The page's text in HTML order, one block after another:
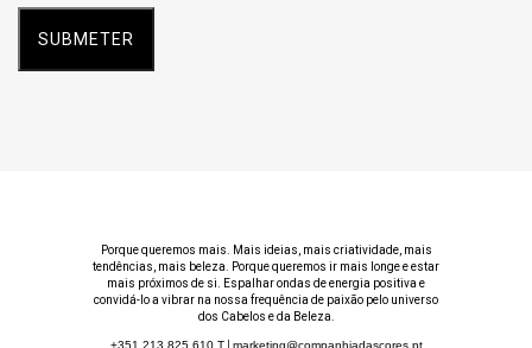
Porque queremos mais. Mais ideias, mais criatividade, mais
tendências, mais beleza. Porque queremos ir mais longe e estar
mais próximos de si. Espalhar ondas de energia positiva e
convidá-lo a vibrar na nossa frequência de paixão pelo universo
dos Cabelos e da Beleza.
+351 213 825 610 T| marketing@companhiadascores.pt